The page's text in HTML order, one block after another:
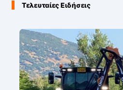
Τελευταίες Ειδήσεις